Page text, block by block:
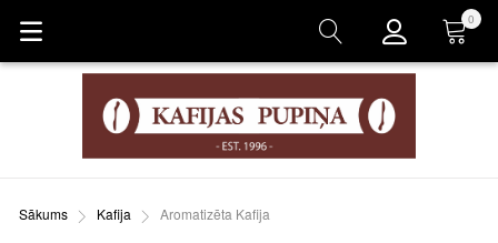
Grozs
0
Sākums Kafija Aromatizēta Kafija